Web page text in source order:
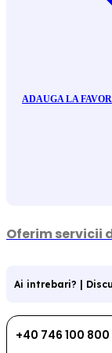
ADAUGA LA
Oferim servicii
Ai intrebari? |
+40 746 100 800